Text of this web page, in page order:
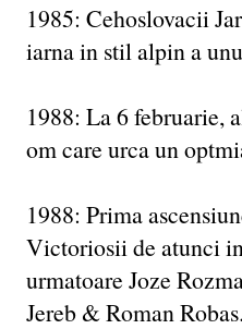
1985: Cehoslovacii
iarna in stil alpin a
1988: La 6 februarie,
om care urca un
1988: Prima
Victoriosii de atunci
urmatoare Joze
Jereb & Roman